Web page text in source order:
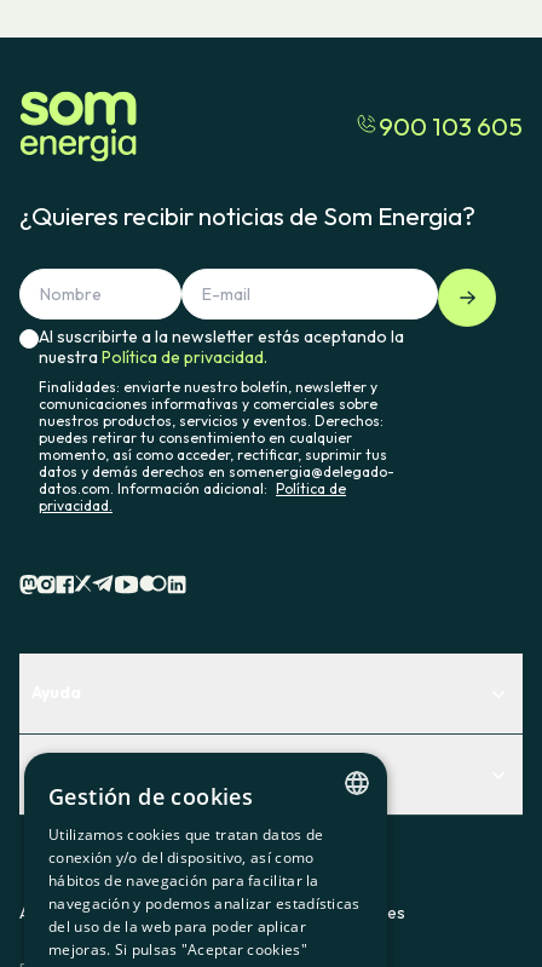
900 103 605
¿Quieres recibir noticias de Som Energia?
Al suscribirte a la newsletter estás aceptando la
nuestraPolítica de privacidad.
Finalidades: enviarte nuestro boletín, newsletter y
comunicaciones informativas y comerciales sobre
nuestros productos, servicios y eventos. Derechos:
puedes retirar tu consentimiento en cualquier
momento, así como acceder, rectificar, suprimir tus
datos y demás derechos en somenergia@delegado-
datos.com. Información adicional: Política de
privacidad.
Descubre qué servicio te encaja mejor
Contacto
Actualidad
El rincón de la socia
Prensa
Trabaja con nosotros
Aviso legalPolítica de privacidadPolítica de cookies
CATALAN
SPANISH
GL
Gestión de cookies
Utilizamos cookies que tratan datos de
conexión y/o del dispositivo, así como
hábitos de navegación para facilitar la
navegación y podemos analizar estadísticas
del uso de la web para poder aplicar
mejoras. Si pulsas "Aceptar cookies"